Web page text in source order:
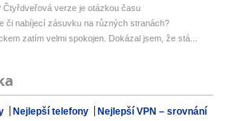
Čtyřdveřová verze je otázkou času
či nabíjecí zásuvku na různých stranách?
zatím velmi spokojen. Dokázal jsem, že stá...
Nejlepší telefony Nejlepší VPN – srovnání